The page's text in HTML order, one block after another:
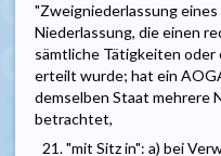
"Zweigniederlassung
Niederlassung, die einen
sämtliche Tätigkeiten
erteilt wurde; hat ein
demselben Staat mehrere
betrachtet,
21. "mit Sitz in": a) bei